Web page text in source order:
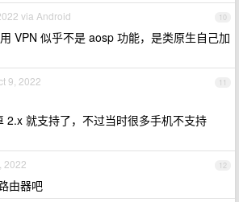
10
via Android
VPN 似乎不是 aosp 功能，是类原生自己加
11
9, 2022
2.x 就支持了，不过当时很多手机不支持
12
2022
由器吧